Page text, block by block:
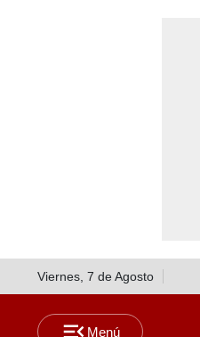
Viernes, 7 de Agosto